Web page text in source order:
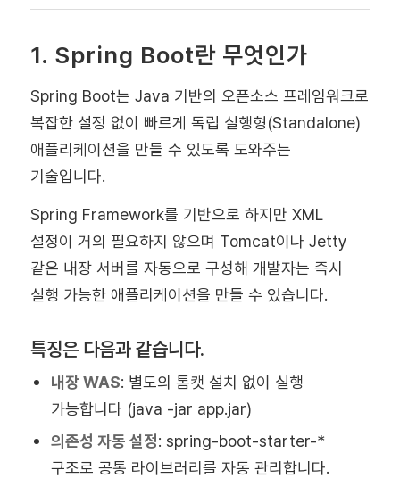
1. Spring Boot란 무엇인가
Spring Boot는 Java 기반의 오픈소스 프레임워크로
복잡한 설정 없이 빠르게 독립 실행형(Standalone)
애플리케이션을 만들 수 있도록 도와주는
기술입니다.
Spring Framework를 기반으로 하지만 XML
설정이 거의 필요하지 않으며 Tomcat이나 Jetty
같은 내장 서버를 자동으로 구성해 개발자는 즉시
실행 가능한 애플리케이션을 만들 수 있습니다.
특징은 다음과 같습니다.
내장 WAS: 별도의 톰캣 설치 없이 실행
가능합니다 (java -jar app.jar)
의존성 자동 설정: spring-boot-starter-*
구조로 공통 라이브러리를 자동 관리합니다.